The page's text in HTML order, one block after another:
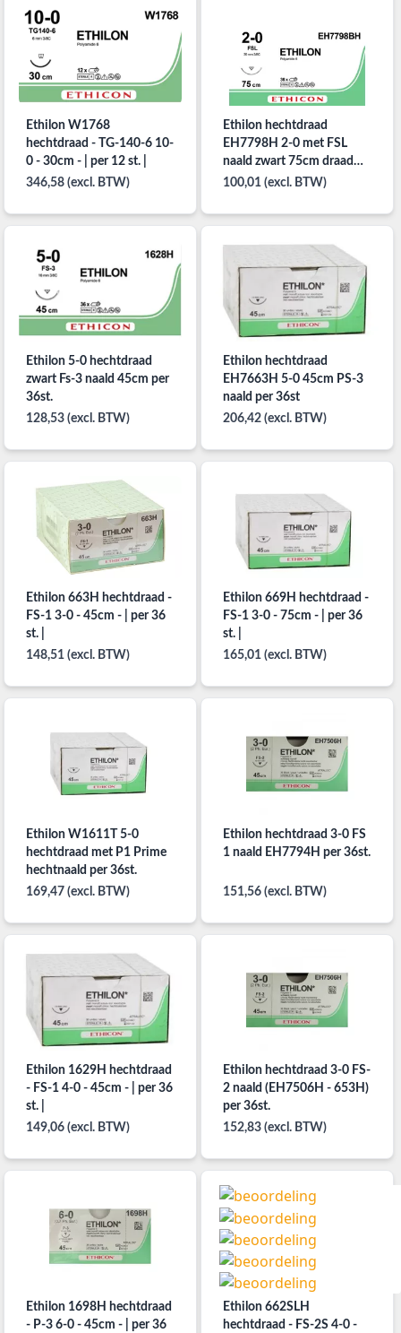
Ethilon W1768
hechtdraad - TG-140-6 10-
0 - 30cm - | per 12 st. |
346,58 (excl. BTW)
Ethilon hechtdraad
EH7798H 2-0 met FSL
naald zwart 75cm draad
per 36st.
100,01 (excl. BTW)
Ethilon 5-0 hechtdraad
zwart Fs-3 naald 45cm per
36st.
128,53 (excl. BTW)
Ethilon hechtdraad
EH7663H 5-0 45cm PS-3
naald per 36st
206,42 (excl. BTW)
Ethilon 663H hechtdraad -
FS-1 3-0 - 45cm - | per 36
st. |
148,51 (excl. BTW)
Ethilon 669H hechtdraad -
FS-1 3-0 - 75cm - | per 36
st. |
165,01 (excl. BTW)
Ethilon W1611T 5-0
hechtdraad met P1 Prime
hechtnaald per 36st.
169,47 (excl. BTW)
Ethilon hechtdraad 3-0 FS
1 naald EH7794H per 36st.
151,56 (excl. BTW)
Ethilon 1629H hechtdraad
- FS-1 4-0 - 45cm - | per 36
st. |
149,06 (excl. BTW)
Ethilon hechtdraad 3-0 FS-
2 naald (EH7506H - 653H)
per 36st.
152,83 (excl. BTW)
Ethilon 1698H hechtdraad
- P-3 6-0 - 45cm - | per 36
Ethilon 662SLH
hechtdraad - FS-2S 4-0 -